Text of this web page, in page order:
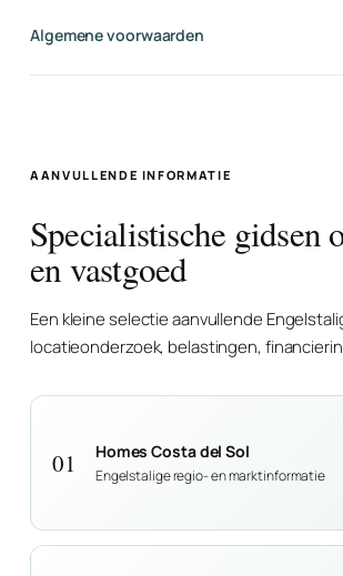
Algemene voorwaarden
AANVULLENDE INFORMATIE
Specialistische gidsen
en vastgoed
Een kleine selectie aanvullende
locatieonderzoek, belastingen,
01 Homes Costa del Sol
Engelstalige regio- en marktinformatie